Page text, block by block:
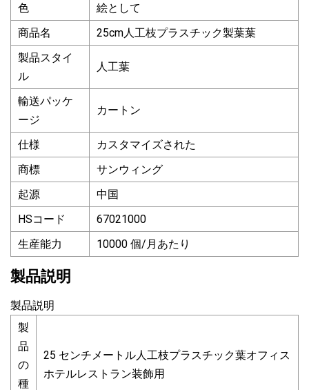
色
絵として
商品名
25cm人工枝プラスチック製葉葉
製品スタイ
ル
人工葉
輸送パッケ
ージ
カートン
仕様
カスタマイズされた
商標
サンウィング
起源
中国
HSコード
67021000
生産能力
10000 個/月あたり
製品説明
製品説明
製
品
の
種
25 センチメートル人工枝プラスチック葉オフィス
ホテルレストラン装飾用